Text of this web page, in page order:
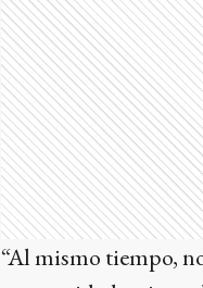
“Al mismo tiempo,